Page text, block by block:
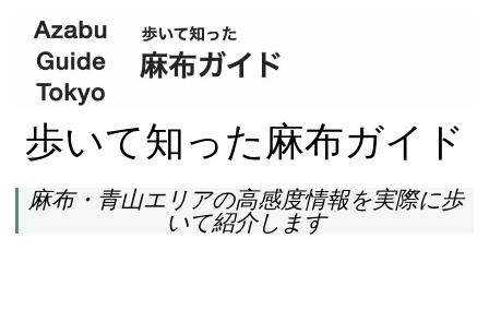
歩いて知った麻布ガイド
麻布・青山エリアの高感度情報を実際に歩
いて紹介します